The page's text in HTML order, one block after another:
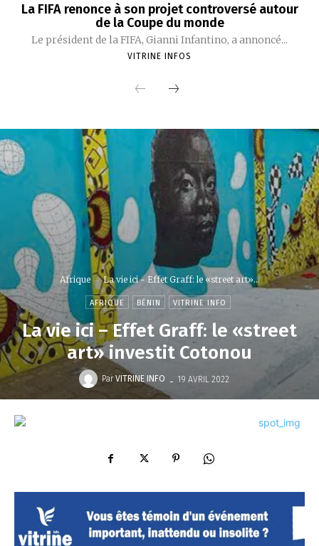
La FIFA renonce à son projet controversé autour
de la Coupe du monde
Le président de la FIFA, Gianni Infantino, a annoncé...
VITRINE INFOS